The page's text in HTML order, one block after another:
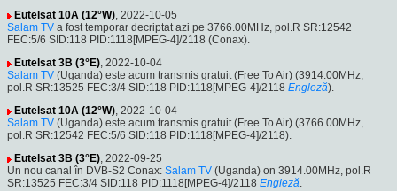
Eutelsat 10A (12°W), 2022-10-05
Salam TV a fost temporar decriptat azi pe 3766.00MHz, pol.R SR:12542
FEC:5/6 SID:118 PID:1118[MPEG-4]/2118 (Conax).
Eutelsat 3B (3°E), 2022-10-04
Salam TV (Uganda) este acum transmis gratuit (Free To Air) (3914.00MHz,
pol.R SR:13525 FEC:3/4 SID:118 PID:1118[MPEG-4]/2118 Engleză).
Eutelsat 10A (12°W), 2022-10-04
Salam TV (Uganda) este acum transmis gratuit (Free To Air) (3766.00MHz,
pol.R SR:12542 FEC:5/6 SID:118 PID:1118[MPEG-4]/2118).
Eutelsat 3B (3°E), 2022-09-25
Un nou canal în DVB-S2 Conax: Salam TV (Uganda) on 3914.00MHz, pol.R
SR:13525 FEC:3/4 SID:118 PID:1118[MPEG-4]/2118 Engleză.